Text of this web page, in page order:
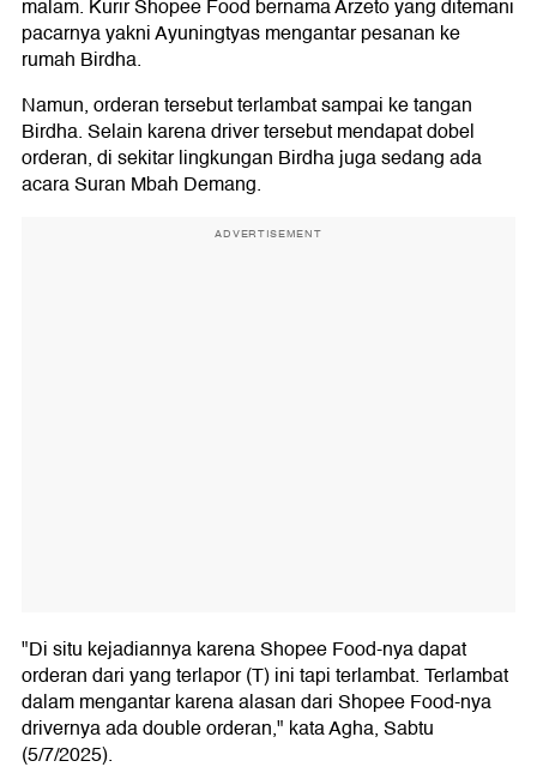
malam. Kurir Shopee Food bernama Arzeto yang ditemani
pacarnya yakni Ayuningtyas mengantar pesanan ke
rumah Birdha.
Namun, orderan tersebut terlambat sampai ke tangan
Birdha. Selain karena driver tersebut mendapat dobel
orderan, di sekitar lingkungan Birdha juga sedang ada
acara Suran Mbah Demang.
ADVERTISEMENT
"Di situ kejadiannya karena Shopee Food-nya dapat
orderan dari yang terlapor (T) ini tapi terlambat. Terlambat
dalam mengantar karena alasan dari Shopee Food-nya
drivernya ada double orderan," kata Agha, Sabtu
(5/7/2025).